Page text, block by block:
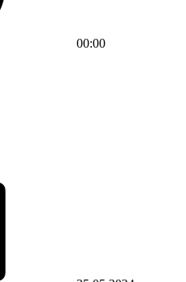
00:00